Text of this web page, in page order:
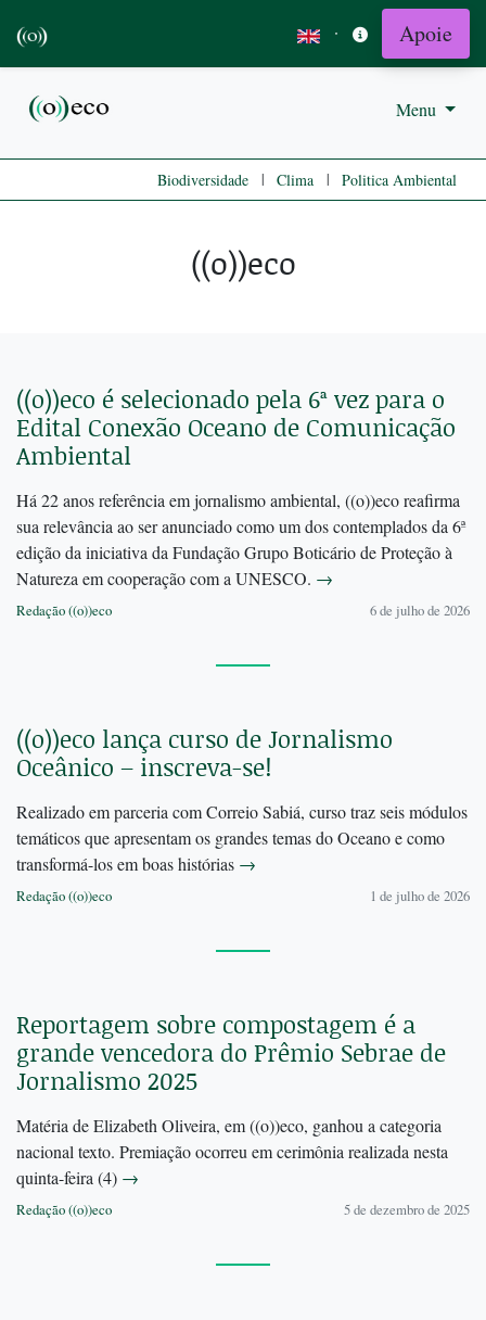
· Apoie
Menu
Biodiversidade | Clima | Politica Ambiental
((o))eco
((o))eco é selecionado pela 6ª vez para o
Edital Conexão Oceano de Comunicação
Ambiental
Há 22 anos referência em jornalismo ambiental, ((o))eco reafirma
sua relevância ao ser anunciado como um dos contemplados da 6ª
edição da iniciativa da Fundação Grupo Boticário de Proteção à
Natureza em cooperação com a UNESCO. →
Redação ((o))eco 6 de julho de 2026
((o))eco lança curso de Jornalismo
Oceânico – inscreva-se!
Realizado em parceria com Correio Sabiá, curso traz seis módulos
temáticos que apresentam os grandes temas do Oceano e como
transformá-los em boas histórias →
Redação ((o))eco 1 de julho de 2026
Reportagem sobre compostagem é a
grande vencedora do Prêmio Sebrae de
Jornalismo 2025
Matéria de Elizabeth Oliveira, em ((o))eco, ganhou a categoria
nacional texto. Premiação ocorreu em cerimônia realizada nesta
quinta-feira (4) →
Redação ((o))eco 5 de dezembro de 2025